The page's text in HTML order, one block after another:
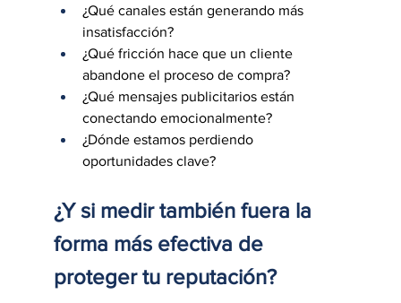
¿Qué canales están generando más
insatisfacción?
¿Qué fricción hace que un cliente
abandone el proceso de compra?
¿Qué mensajes publicitarios están
conectando emocionalmente?
¿Dónde estamos perdiendo
oportunidades clave?
¿Y si medir también fuera la
forma más efectiva de
proteger tu reputación?